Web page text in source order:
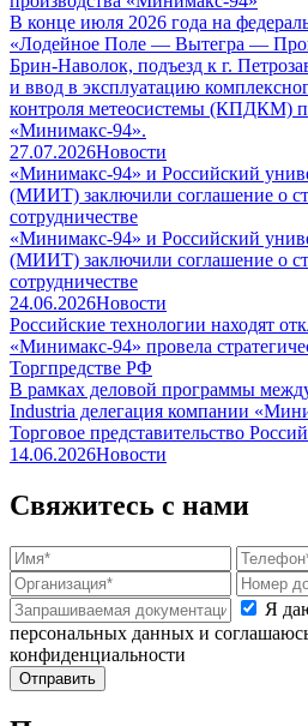
В конце июля 2026 года на
«Лодейное Поле — Вытегра —
Брин-Наволок, подъезд к г.
и ввод в эксплуатацию
контроля метеосистемы (КПДКМ)
«Минимакс-94».
27.07.2026Новости
«Минимакс-94» и Российский
(МИИТ) заключили соглашение о
сотрудничестве
«Минимакс-94» и Российский
(МИИТ) заключили соглашение о
сотрудничестве
24.06.2026Новости
Российские технологии находят
«Минимакс-94» провела
Торгпредстве РФ
В рамках деловой программы
Industria делегация компании
Торговое представительство
14.06.2026Новости
Свяжитесь с нами
Я
персональных данных и
конфиденциальности